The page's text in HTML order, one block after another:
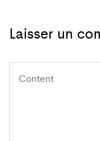
Laisser un